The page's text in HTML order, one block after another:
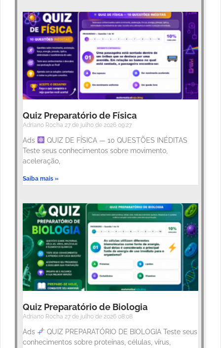
Quiz Preparatório de Física
Adriano Rocha 27 de julho de 2026 09:27
Ads
QUIZ DE FÍSICA — 10 QUESTÕES INÉDITAS
Teste seus conhecimentos sobre movimento,
aceleração,
Saiba mais »
Quiz Preparatório de Biologia
Adriano Rocha 27 de julho de 2026 08:08
Ads
QUIZ PREPARATÓRIO DE BIOLOGIA Teste seus
conhecimentos sobre proteínas, células, vírus,